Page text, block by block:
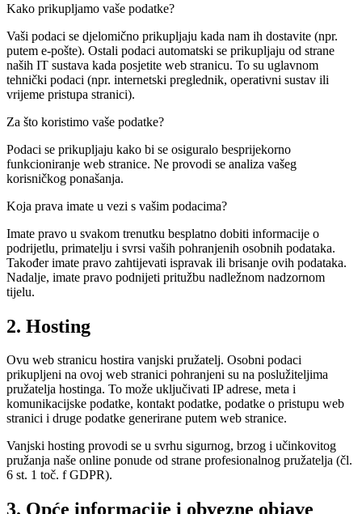
Kako prikupljamo vaše podatke?
Vaši podaci se djelomično prikupljaju kada nam ih dostavite (npr.
putem e-pošte). Ostali podaci automatski se prikupljaju od strane
naših IT sustava kada posjetite web stranicu. To su uglavnom
tehnički podaci (npr. internetski preglednik, operativni sustav ili
vrijeme pristupa stranici).
Za što koristimo vaše podatke?
Podaci se prikupljaju kako bi se osiguralo besprijekorno
funkcioniranje web stranice. Ne provodi se analiza vašeg
korisničkog ponašanja.
Koja prava imate u vezi s vašim podacima?
Imate pravo u svakom trenutku besplatno dobiti informacije o
podrijetlu, primatelju i svrsi vaših pohranjenih osobnih podataka.
Također imate pravo zahtijevati ispravak ili brisanje ovih podataka.
Nadalje, imate pravo podnijeti pritužbu nadležnom nadzornom
tijelu.
2. Hosting
Ovu web stranicu hostira vanjski pružatelj. Osobni podaci
prikupljeni na ovoj web stranici pohranjeni su na poslužiteljima
pružatelja hostinga. To može uključivati IP adrese, meta i
komunikacijske podatke, kontakt podatke, podatke o pristupu web
stranici i druge podatke generirane putem web stranice.
Vanjski hosting provodi se u svrhu sigurnog, brzog i učinkovitog
pružanja naše online ponude od strane profesionalnog pružatelja (čl.
6 st. 1 toč. f GDPR).
3. Opće informacije i obvezne objave